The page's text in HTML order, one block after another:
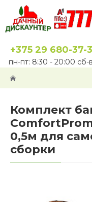
+375 29 680-37-
пн-пт: 8:30 - 20:00 сб-
Комплект
0,5м для
сборки